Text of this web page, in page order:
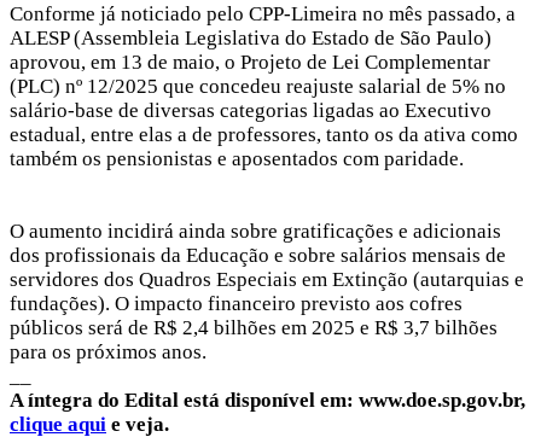
Conforme já noticiado pelo CPP-Limeira no mês passado, a
ALESP (Assembleia Legislativa do Estado de São Paulo)
aprovou, em 13 de maio, o Projeto de Lei Complementar
(PLC) nº 12/2025 que concedeu reajuste salarial de 5% no
salário-base de diversas categorias ligadas ao Executivo
estadual, entre elas a de professores, tanto os da ativa como
também os pensionistas e aposentados com paridade.
O aumento incidirá ainda sobre gratificações e adicionais
dos profissionais da Educação e sobre salários mensais de
servidores dos Quadros Especiais em Extinção (autarquias e
fundações). O impacto financeiro previsto aos cofres
públicos será de R$ 2,4 bilhões em 2025 e R$ 3,7 bilhões
para os próximos anos.
A íntegra do Edital está disponível em: www.doe.sp.gov.br,
clique aqui e veja.